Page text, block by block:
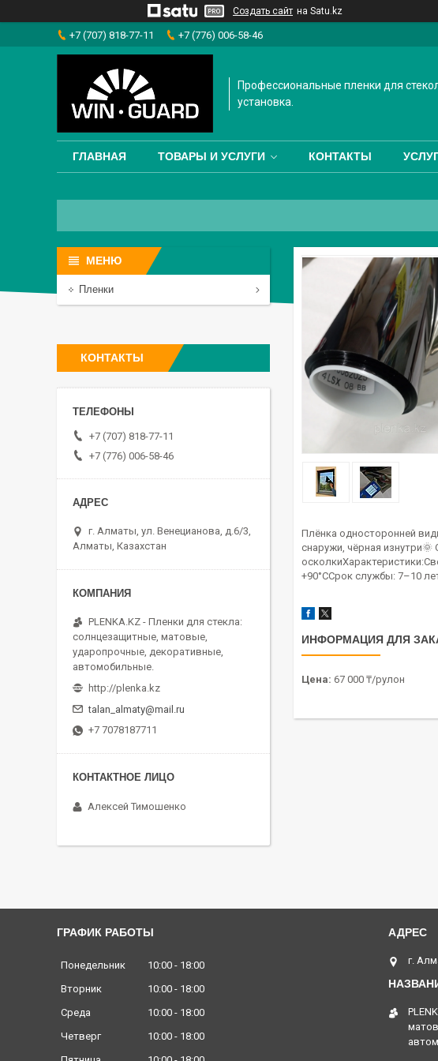
Создать сайт на Satu.kz
+7 (707) 818-77-11 +7 (776) 006-58-46
Профессиональные пленки для
установка.
ГЛАВНАЯ ТОВАРЫ И УСЛУГИ КОНТАКТЫ
Плёнка односторонней
снаружи, чёрная
+90°ССрок службы: 7–10
ИНФОРМАЦИЯ ДЛЯ
Цена: 67 000 ₸/рулон
Пленки
КОНТАКТЫ
+7 (707) 818-77-11
+7 (776) 006-58-46
г. Алматы, ул. Венецианова, д.6/3,
Алматы, Казахстан
PLENKA.KZ - Пленки для стекла:
солнцезащитные, матовые,
ударопрочные, декоративные,
автомобильные.
http://plenka.kz
talan_almaty@mail.ru
+7 7078187711
Алексей Тимошенко
ГРАФИК РАБОТЫ
Понедельник 10:00
18:00
Вторник
10:00
18:00
Среда
10:00
18:00
Четверг
10:00
18:00
г.